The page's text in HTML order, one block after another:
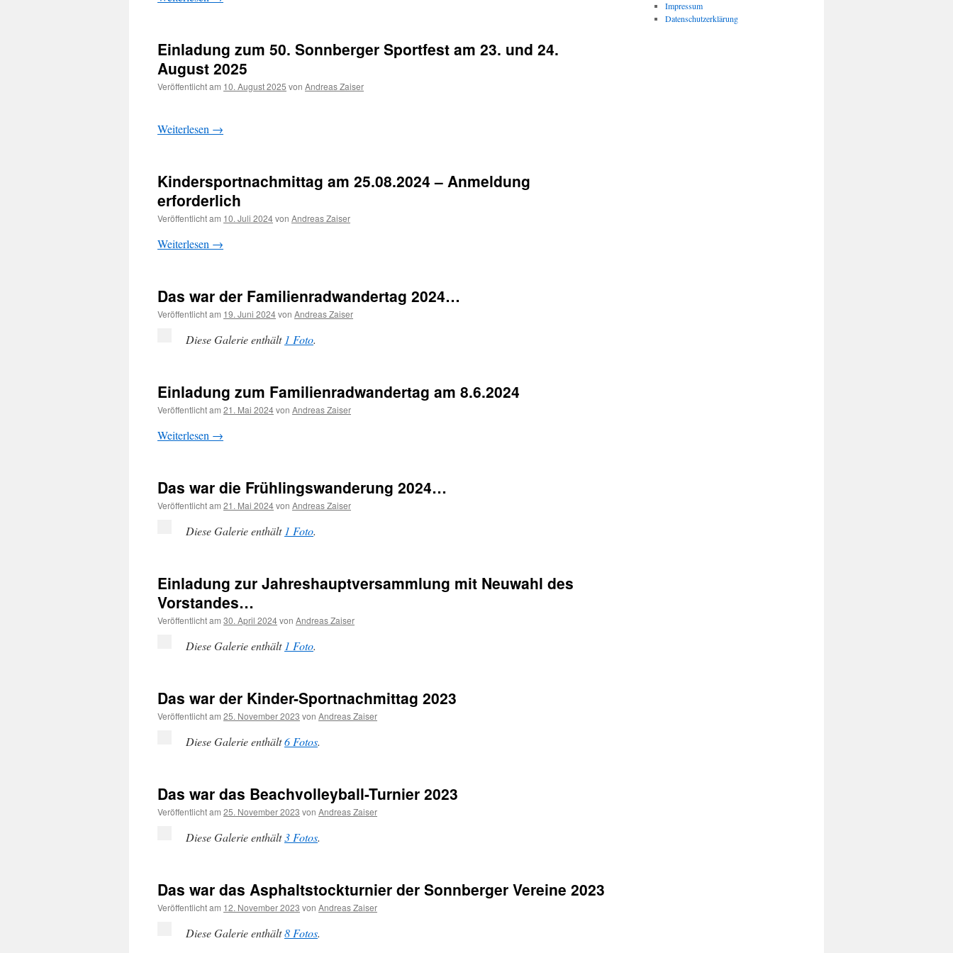
Einladung zum 50. Sonnberger Sportfest am 23. und 24.
August 2025
Veröffentlicht am 10. August 2025 von Andreas Zaiser
Weiterlesen →
Kindersportnachmittag am 25.08.2024 – Anmeldung
erforderlich
Veröffentlicht am 10. Juli 2024von Andreas Zaiser
Weiterlesen →
Das war der Familienradwandertag 2024…
Veröffentlicht am 19. Juni 2024von Andreas Zaiser
Diese Galerie enthält 1 Foto.
Einladung zum Familienradwandertag am 8.6.2024
Veröffentlicht am 21. Mai 2024von Andreas Zaiser
Weiterlesen →
Das war die Frühlingswanderung 2024…
Veröffentlicht am 21. Mai 2024von Andreas Zaiser
Diese Galerie enthält 1 Foto.
Einladung zur Jahreshauptversammlung mit Neuwahl des
Vorstandes…
Veröffentlicht am 30. April 2024von Andreas Zaiser
Diese Galerie enthält 1 Foto.
Das war der Kinder-Sportnachmittag 2023
Veröffentlicht am 25. November 2023 von Andreas Zaiser
Diese Galerie enthält6 Fotos.
Das war das Beachvolleyball-Turnier 2023
Veröffentlicht am 25. November 2023 von Andreas Zaiser
Diese Galerie enthält3 Fotos.
Das war das Asphaltstockturnier der Sonnberger Vereine 2023
Veröffentlicht am 12. November 2023 von Andreas Zaiser
Diese Galerie enthält8 Fotos.
Impressum
Datenschutzerklärung